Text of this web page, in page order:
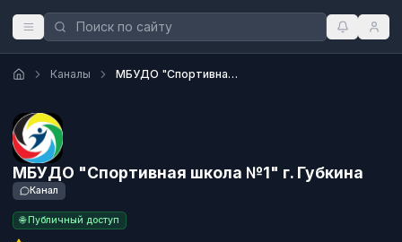
Каналы МБУДО "Спортивная школа №1" г. Губкина
МБУДО "Спортивная школа №1" г. Губкина
Канал
🌐 Публичный доступ